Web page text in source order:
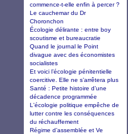
commence-t-elle enfin à percer ?
Le cauchemar du Dr
Choronchon
Écologie délirante : entre boy
scoutisme et bureaucratie
Quand le journal le Point
divague avec des économistes
socialistes
Et voici l’écologie pénitentielle
coercitive. Elle ne s’arrêtera plus
Santé : Petite histoire d’une
décadence programmée
L'écologie politique empêche de
lutter contre les conséquences
du réchauffement
Régime d’assemblée et Ve